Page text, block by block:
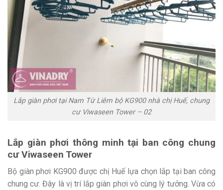
Lắp giàn phơi tại Nam Từ Liêm bộ KG900 nhà chị Huế, chung
cư Viwaseen Tower – 02
Lắp giàn phơi thông minh tại ban công chung
cư Viwaseen Tower
Bộ giàn phơi KG900 được chị Huế lựa chọn lắp tại ban công
chung cư. Đây là vị trí lắp giàn phơi vô cùng lý tưởng. Vừa có